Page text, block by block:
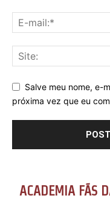
Salve meu nome, e-
próxima vez que eu
ACADEMIA FÃS